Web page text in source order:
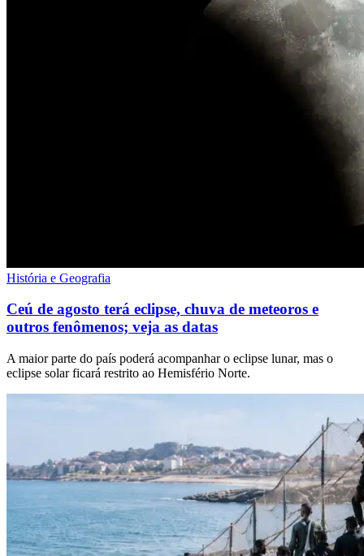
História e Geografia
Ceú de agosto terá eclipse, chuva de meteoros e
outros fenômenos; veja as datas
A maior parte do país poderá acompanhar o eclipse lunar, mas o
eclipse solar ficará restrito ao Hemisfério Norte.